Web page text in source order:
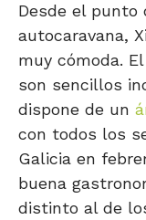
Desde el punto
autocaravana,
muy cómoda.
son sencillos
dispone de un
con todos los
Galicia en
buena
distinto al de